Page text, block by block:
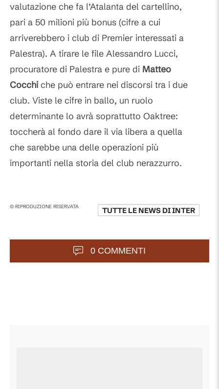
valutazione che fa l’Atalanta del cartellino,
pari a 50 milioni più bonus (cifre a cui
arriverebbero i club di Premier interessati a
Palestra). A tirare le file Alessandro Lucci,
procuratore di Palestra e pure di Matteo
Cocchi che può entrare nei discorsi tra i due
club. Viste le cifre in ballo, un ruolo
determinante lo avrà soprattutto Oaktree:
toccherà al fondo dare il via libera a quella
che sarebbe una delle operazioni più
importanti nella storia del club nerazzurro.
© RIPRODUZIONE RISERVATA TUTTE LE NEWS DIINTER
0 COMMENTI